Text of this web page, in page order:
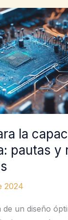
la
pautas y
2024
de un diseño